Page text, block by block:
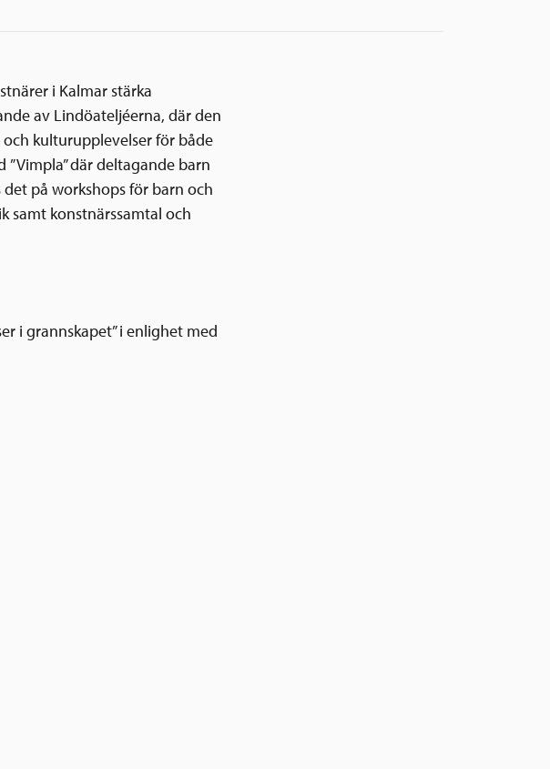
i Kalmar stärka
av Lindöateljéerna, där den
kulturupplevelser för både
där deltagande barn
på workshops för barn och
samt konstnärssamtal och
i grannskapet” i enlighet med